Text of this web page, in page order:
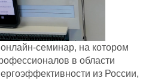
семинар, на котором
в области
из России,